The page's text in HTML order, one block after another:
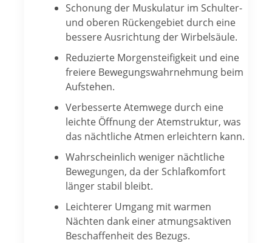
Schonung der Muskulatur im Schulter-
und oberen Rückengebiet durch eine
bessere Ausrichtung der Wirbelsäule.
Reduzierte Morgensteifigkeit und eine
freiere Bewegungswahrnehmung beim
Aufstehen.
Verbesserte Atemwege durch eine
leichte Öffnung der Atemstruktur, was
das nächtliche Atmen erleichtern kann.
Wahrscheinlich weniger nächtliche
Bewegungen, da der Schlafkomfort
länger stabil bleibt.
Leichterer Umgang mit warmen
Nächten dank einer atmungsaktiven
Beschaffenheit des Bezugs.